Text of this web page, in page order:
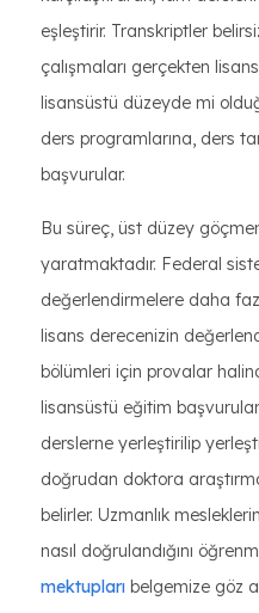
eşleştirir. Transkriptler
çalışmaları gerçekten
lisansüstü düzeyde mi
ders programlarına, ders
başvurular.
Bu süreç, üst düzey
yaratmaktadır. Federal
değerlendirmelere daha
lisans derecenizin
bölümleri için provalar
lisansüstü eğitim
derslerne yerleştirilip
doğrudan doktora
belirler. Uzmanlık
nasıl doğrulandığını
mektupları belgemize göz